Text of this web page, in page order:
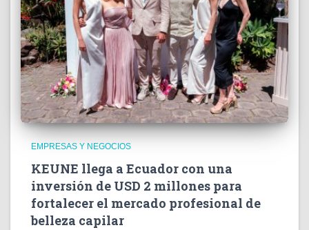
EMPRESAS Y NEGOCIOS
KEUNE llega a Ecuador con una
inversión de USD 2 millones para
fortalecer el mercado profesional de
belleza capilar